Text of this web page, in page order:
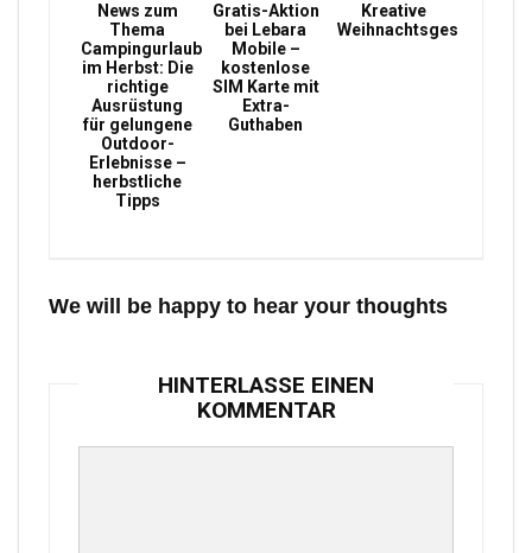
News zum
Thema
Campingurlaub
im Herbst: Die
richtige
Ausrüstung
für gelungene
Outdoor-
Erlebnisse –
herbstliche
Tipps
Gratis-Aktion
bei Lebara
Mobile –
kostenlose
SIM Karte mit
Extra-
Guthaben
Kreative
Weihnachtsgeschenke
We will be happy to hear your thoughts
HINTERLASSE EINEN
KOMMENTAR